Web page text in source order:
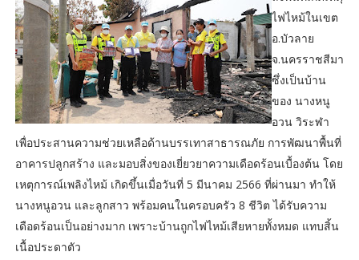
ไฟไหม้ในเขต
อ.บัวลาย
จ.นครราชสีมา
ซึ่งเป็นบ้าน
ของ นางหนู
อวน วิระฬา
เพื่อประสานความช่วยเหลือด้านบรรเทาสาธารณภัย การพัฒนาพื้นที่
อาคารปลูกสร้าง และมอบสิ่งของเยี่ยวยาความเดือดร้อนเบื้องต้น โดย
เหตุการณ์เพลิงไหม้ เกิดขึ้นเมื่อวันที่ 5 มีนาคม 2566 ที่ผ่านมา ทำให้
นางหนูอวน และลูกสาว พร้อมคนในครอบครัว 8 ชีวิต ได้รับความ
เดือดร้อนเป็นอย่างมาก เพราะบ้านถูกไฟไหม้เสียหายทั้งหมด แทบสิ้น
เนื้อประดาตัว